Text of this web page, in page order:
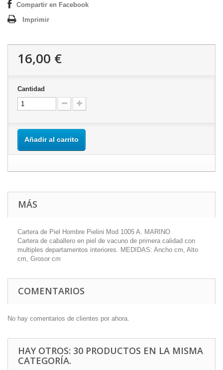
Compartir en Facebook
Imprimir
16,00 €
Cantidad
Añadir al carrito
MÁS
Cartera de Piel Hombre Pielini Mod 1005 A. MARINO
Cartera de caballero en piel de vacuno de primera calidad con
multiples departamentos interiores. MEDIDAS: Ancho cm, Alto
cm, Grosor cm
COMENTARIOS
No hay comentarios de clientes por ahora.
HAY OTROS: 30 PRODUCTOS EN LA MISMA
CATEGORÍA.